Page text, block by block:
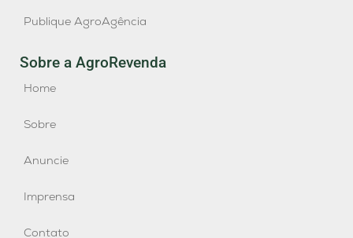
Publique AgroAgência
Sobre a AgroRevenda
Home
Sobre
Anuncie
Imprensa
Contato